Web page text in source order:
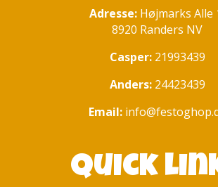
Adresse: Højmarks Alle
8920 Randers NV
Casper: 21993439
Anders: 24423439
Email:
Quick